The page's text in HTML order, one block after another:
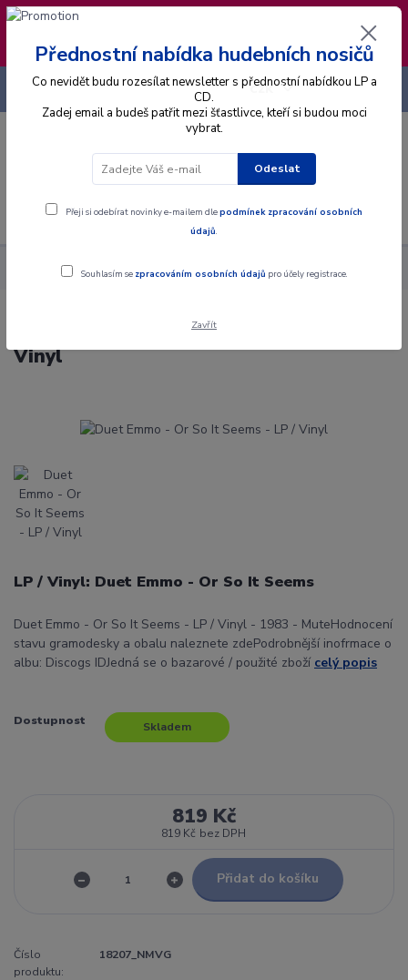
❣️ Od 4.8. do 13.8. čerpám dovolenou. Datum
expedice objednávek se posouvá na pátek
14.8.2026 🐋
Menu
CZK
+420 725 736 293
Alba Gramodesky Duet Emmo - Or So It Seems - LP / Vinyl
Duet Emmo - Or So It Seems - LP /
Vinyl
LP / Vinyl: Duet Emmo - Or So It Seems
Duet Emmo - Or So It Seems - LP / Vinyl - 1983 - MuteHodnocení
stavu gramodesky a obalu naleznete zdePodrobnější inofrmace o
albu: Discogs IDJedná se o bazarové / použité zboží celý popis
Dostupnost Skladem
819 Kč
819 Kč bez DPH
Přidat do košíku
Číslo
produktu:
18207_NMVG
Přednostní nabídka hudebních nosičů
Co nevidět budu rozesílat newsletter s přednostní nabídkou LP a
CD.
Zadej email a budeš patřit mezi šťastlivce, kteří si budou moci
vybrat.
Odeslat
Přeji si odebírat novinky e-mailem dlepodmínek zpracování osobních
údajů.
Souhlasím se zpracováním osobních údajů pro účely registrace.
Zavřít